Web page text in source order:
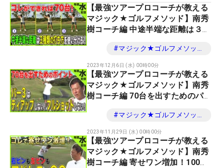
【最強ツアープロコーチが教える
マジック★ゴルフメソッド】南秀
樹コーチ編 中途半端な距離は３種
#マジック★ゴルフメソッド
2023年12月6日 (水) 00時00分
【最強ツアープロコーチが教える
マジック★ゴルフメソッド】南秀
樹コーチ編 70台を出すためのパ
#マジック★ゴルフメソッド
2023年11月29日 (水) 00時00分
【最強ツアープロコーチが教える
マジック★ゴルフメソッド】南秀
樹コーチ編 寄せワン増加！100ヤ